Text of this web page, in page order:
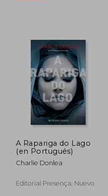
A Rapariga do Lago
(en Portugués)
Charlie Donlea
Editorial Presença, Nuevo